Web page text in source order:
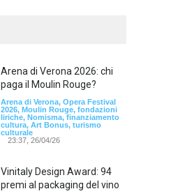
Arena di Verona 2026: chi
paga il Moulin Rouge?
Arena di Verona, Opera Festival
2026, Moulin Rouge, fondazioni
liriche, Nomisma, finanziamento
cultura, Art Bonus, turismo
culturale
23:37, 26/04/26
Vinitaly Design Award: 94
premi al packaging del vino